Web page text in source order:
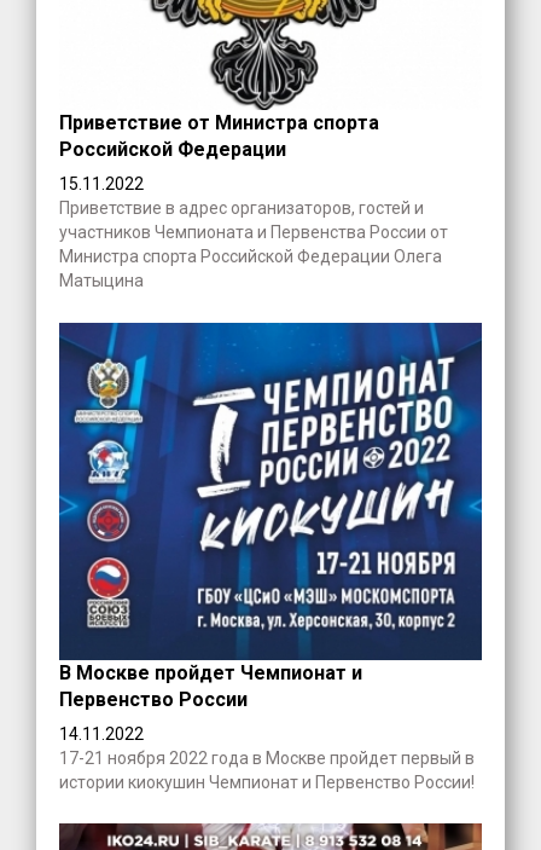
Приветствие от Министра спорта
Российской Федерации
15.11.2022
Приветствие в адрес организаторов, гостей и
участников Чемпионата и Первенства России от
Министра спорта Российской Федерации Олега
Матыцина
В Москве пройдет Чемпионат и
Первенство России
14.11.2022
17-21 ноября 2022 года в Москве пройдет первый в
истории киокушин Чемпионат и Первенство России!